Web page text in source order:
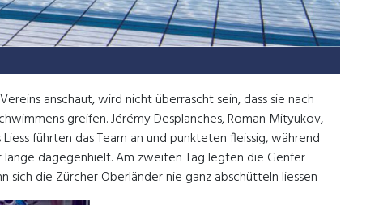
anschaut, wird nicht überrascht sein, dass sie nach
greifen. Jérémy Desplanches, Roman Mityukov,
führten das Team an und punkteten fleissig, während
lange dagegenhielt. Am zweiten Tag legten die Genfer
die Zürcher Oberländer nie ganz abschütteln liessen